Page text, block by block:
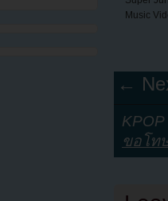
Music
←
ขอโท